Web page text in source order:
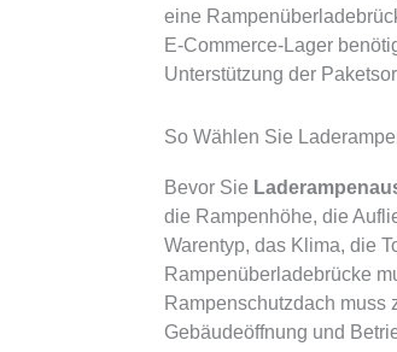
eine
E-Commerce-Lager
Unterstützung der
So Wählen Sie
Bevor Sie
die Rampenhöhe, die
Warentyp, das Klima, die
Rampenüberladebrücke
Rampenschutzdach muss
Gebäudeöffnung und